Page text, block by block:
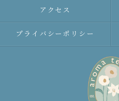
アクセス
プライバシーポリシー